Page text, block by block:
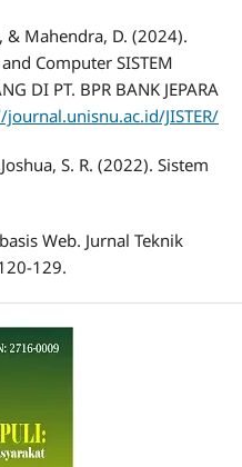
& Mahendra, D. (2024).
Computer SISTEM
DI PT. BPR BANK JEPARA
JISTER/
S. R. (2022). Sistem
Web. Jurnal Teknik
129.